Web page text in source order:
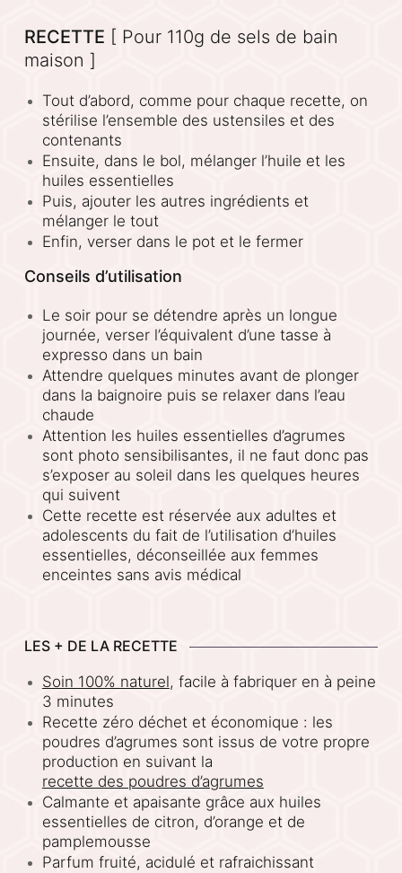
RECETTE [ Pour 110g de sels de bain
maison ]
Tout d’abord, comme pour chaque recette, on
stérilise l’ensemble des ustensiles et des
contenants
Ensuite, dans le bol, mélanger l’huile et les
huiles essentielles
Puis, ajouter les autres ingrédients et
mélanger le tout
Enfin, verser dans le pot et le fermer
Conseils d’utilisation
Le soir pour se détendre après un longue
journée, verser l’équivalent d’une tasse à
expresso dans un bain
Attendre quelques minutes avant de plonger
dans la baignoire puis se relaxer dans l’eau
chaude
Attention les huiles essentielles d’agrumes
sont photo sensibilisantes, il ne faut donc pas
s’exposer au soleil dans les quelques heures
qui suivent
Cette recette est réservée aux adultes et
adolescents du fait de l’utilisation d’huiles
essentielles, déconseillée aux femmes
enceintes sans avis médical
LES + DE LA RECETTE
Soin 100% naturel, facile à fabriquer en à peine
3 minutes
Recette zéro déchet et économique : les
poudres d’agrumes sont issus de votre propre
production en suivant la
recette des poudres d’agrumes
Calmante et apaisante grâce aux huiles
essentielles de citron, d’orange et de
pamplemousse
Parfum fruité, acidulé et rafraichissant